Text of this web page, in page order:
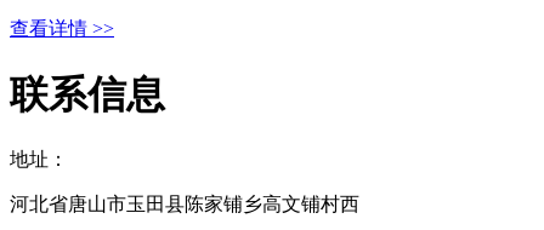
查看详情 >>
联系信息
地址：
河北省唐山市玉田县陈家铺乡高文铺村西